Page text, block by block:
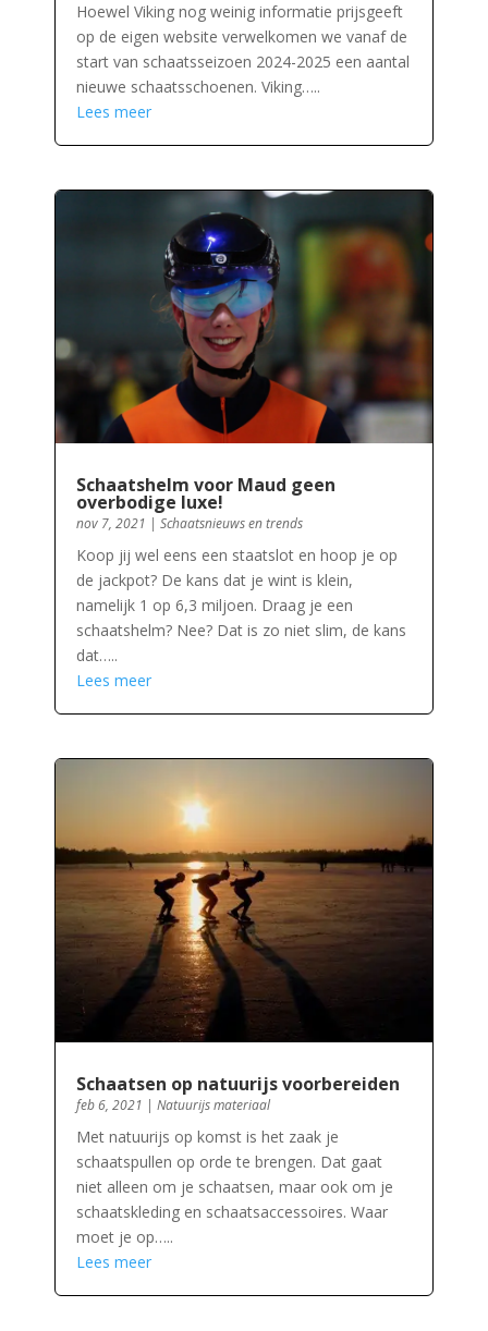
Hoewel Viking nog weinig informatie prijsgeeft
op de eigen website verwelkomen we vanaf de
start van schaatsseizoen 2024-2025 een aantal
nieuwe schaatsschoenen. Viking…..
Lees meer
Schaatshelm voor Maud geen
overbodige luxe!
nov 7, 2021 | Schaatsnieuws en trends
Koop jij wel eens een staatslot en hoop je op
de jackpot? De kans dat je wint is klein,
namelijk 1 op 6,3 miljoen. Draag je een
schaatshelm? Nee? Dat is zo niet slim, de kans
dat…..
Lees meer
Schaatsen op natuurijs voorbereiden
feb 6, 2021 | Natuurijs materiaal
Met natuurijs op komst is het zaak je
schaatspullen op orde te brengen. Dat gaat
niet alleen om je schaatsen, maar ook om je
schaatskleding en schaatsaccessoires. Waar
moet je op…..
Lees meer